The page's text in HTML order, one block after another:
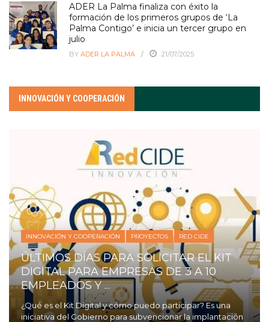
ADER La Palma finaliza con éxito la
formación de los primeros grupos de ‘La
Palma Contigo’ e inicia un tercer grupo en
julio
BY ADER LA PALMA 21/07/2025
INNOVACIÓN Y COOPERACIÓN
INNOVACIÓN Y COOPERACIÓN PROYECTOS RED CIDE
ÚLTIMOS DÍAS PARA SOLICITAR EL KIT
DIGITAL PARA EMPRESAS DE 3 A 10
EMPLEADOS Y ...
¿Qué es el Kit Digital y cómo puedo participar? Es una
iniciativa del Gobierno para subvencionar la implantación